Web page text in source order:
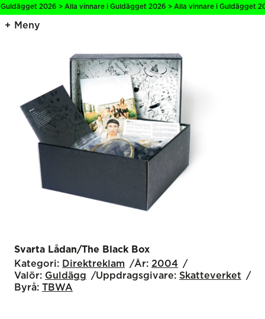
2026 > Alla vinnare i Guldägget 2026 > Alla vinnare i Guldägget
Meny
Svarta Lådan/The Black Box
Kategori: Direkt­reklam År: 2004
Valör: Guldägg Uppdragsgivare: Skatteverket
Byrå: TBWA